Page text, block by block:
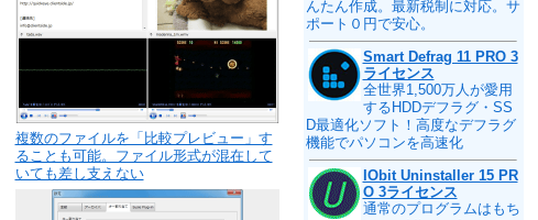
複数のファイルを「比較プレビュー」す
ることも可能。ファイル形式が混在して
いても差し支えない
んたん作成。最新税制に対応。サ
ポート０円で安心。
Smart Defrag 11 PRO 3
ライセンス
全世界1,500万人が愛用
するHDDデフラグ・SS
D最適化ソフト！高度なデフラグ
機能でパソコンを高速化
IObit Uninstaller 15 PR
O 3ライセンス
通常のプログラムはもち